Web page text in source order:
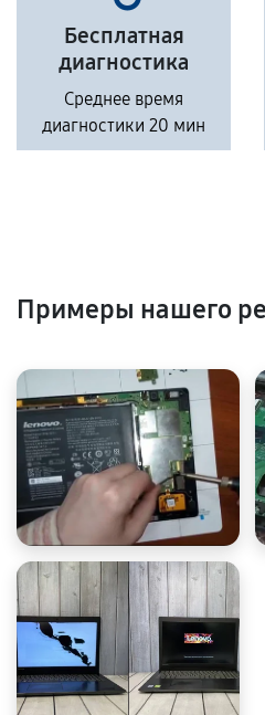
Бесплатная
диагностика
Среднее время
диагностики 20 мин
Примеры нашего